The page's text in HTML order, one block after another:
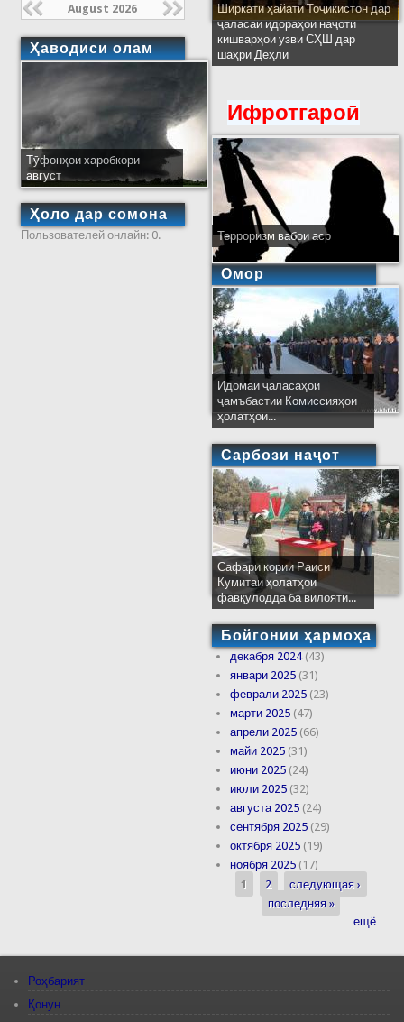
August 2026
Ҳаводиси олам
Тӯфонҳои харобкори
август
Ҳоло дар сомона
Пользователей онлайн: 0.
Ширкати ҳайати Тоҷикистон дар
ҷаласаи идораҳои наҷоти
кишварҳои узви СҲШ дар
шаҳри Деҳлӣ
Ифротгароӣ
Терроризм вабои аср
Омор
Идомаи ҷаласаҳои
ҷамъбастии Комиссияҳои
ҳолатҳои...
Сарбози наҷот
Сафари кории Раиси
Кумитаи ҳолатҳои
фавқулодда ба вилояти...
Бойгонии ҳармоҳа
декабря 2024(43)
январи 2025 (31)
феврали 2025 (23)
марти 2025 (47)
апрели 2025 (66)
майи 2025 (31)
июни 2025 (24)
июли 2025 (32)
августа 2025 (24)
сентября 2025 (29)
октября 2025 (19)
ноября 2025 (17)
Страницы
1 2
следующая ›
последняя »
ещё
Роҳбарият
Қонун